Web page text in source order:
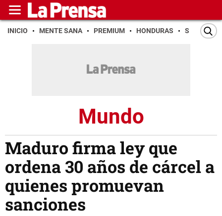
INICIO MENTE SANA PREMIUM HONDURAS SAN PEDRO
Mundo
Maduro firma ley que
ordena 30 años de cárcel a
quienes promuevan
sanciones